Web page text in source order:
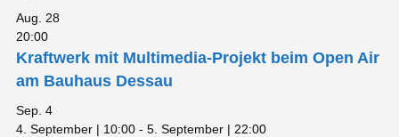
Aug. 28
20:00
Kraftwerk mit Multimedia-Projekt beim Open Air
am Bauhaus Dessau
Sep. 4
4. September | 10:00 - 5. September | 22:00